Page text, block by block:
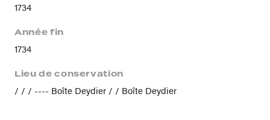
1734
Année fin
1734
Lieu de conservation
/ / / ---- Boîte Deydier / / Boîte Deydier